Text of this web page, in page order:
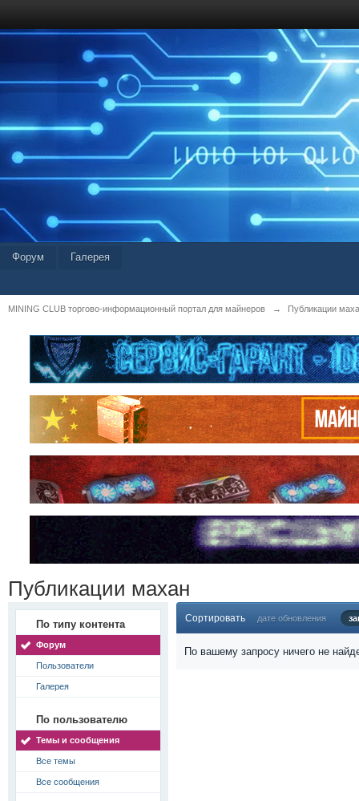
Форум Галерея
MINING CLUB торгово-информационный портал для майнеров → Публикации
Публикации махан
По типу контента
Форум
Пользователи
Галерея
По пользователю
Темы и сообщения
Все темы
Все сообщения
Сортировать дате обновления
По вашему запросу ничего не